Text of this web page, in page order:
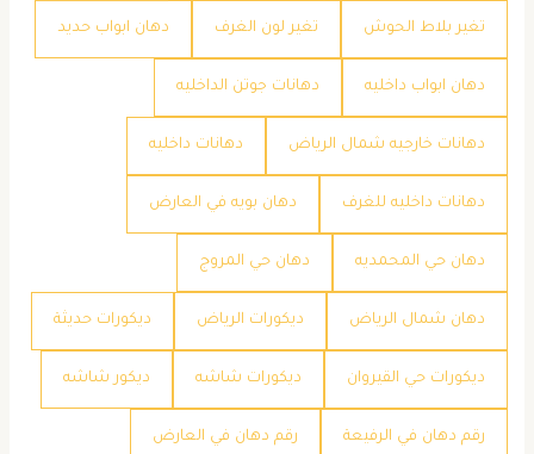
تغير بلاط الحوش تغير لون الغرف دهان ابواب حديد
دهان ابواب داخليه دهانات جوتن الداخليه
دهانات خارجيه شمال الرياض دهانات داخليه
دهانات داخليه للغرف دهان بويه في العارض
دهان حي المحمديه دهان حي المروج
دهان شمال الرياض ديكورات الرياض ديكورات حديثة
ديكورات حي القيروان ديكورات شاشه ديكور شاشه
رقم دهان في الرفيعة رقم دهان في العارض